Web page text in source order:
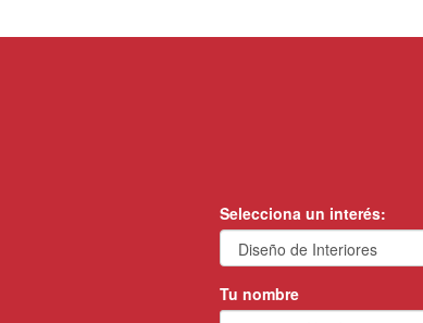
Selecciona un interés:
Tu nombre